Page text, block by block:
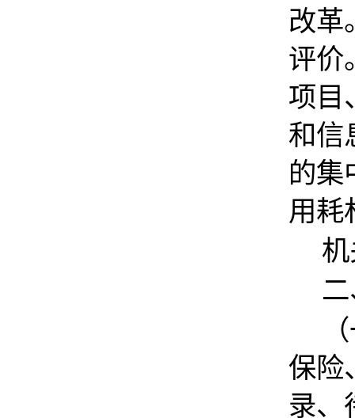
改革
评价
项目
和信
的集
用耗
保险
录、